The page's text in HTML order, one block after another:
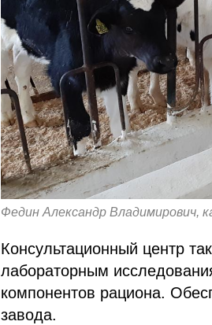
Федин Александр Владимирович,
Консультационный центр
лабораторным
компонентов рациона.
завода.